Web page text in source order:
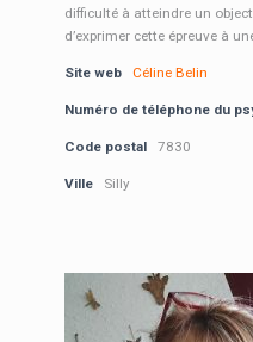
difficulté à atteindre un
d’exprimer cette épreuve à
Site web Céline Belin
Numéro de téléphone du
Code postal 7830
Ville Silly